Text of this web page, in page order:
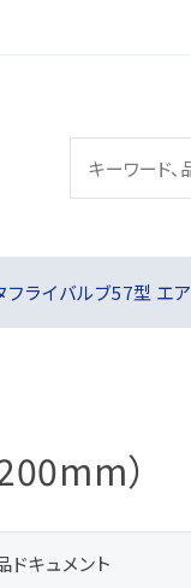
フライバルブ57型 エ
）
キュメント